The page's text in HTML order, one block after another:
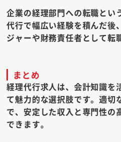
企業の経理部門への転職とい
代行で幅広い経験を積んだ後
ジャーや財務責任者として転
まとめ
経理代行求人は、会計知識を
て魅力的な選択肢です。適切
で、安定した収入と専門性の
できます。